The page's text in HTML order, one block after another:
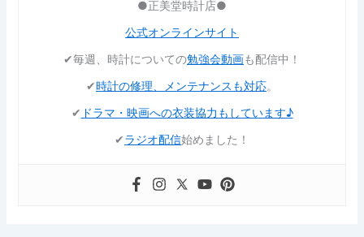
●正美堂時計店●
公式オンラインサイト
✔︎毎週、時計についての勉強会動画も配信中！
✔︎時計の修理、メンテナンスも対応。
✔︎ ドラマ・映画への衣装協力もしています♪
✔︎ラジオ配信始めました！